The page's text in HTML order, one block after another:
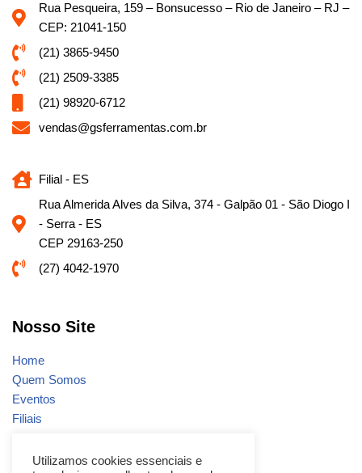
Rua Pesqueira, 159 – Bonsucesso – Rio de Janeiro – RJ –
CEP: 21041-150
(21) 3865-9450
(21) 2509-3385
(21) 98920-6712
vendas@gsferramentas.com.br
Filial - ES
Rua Almerida Alves da Silva, 374 - Galpão 01 - São Diogo I
- Serra - ES
CEP 29163-250
(27) 4042-1970
Nosso Site
Home
Quem Somos
Eventos
Filiais
Fale conosco
Utilizamos cookies essenciais e